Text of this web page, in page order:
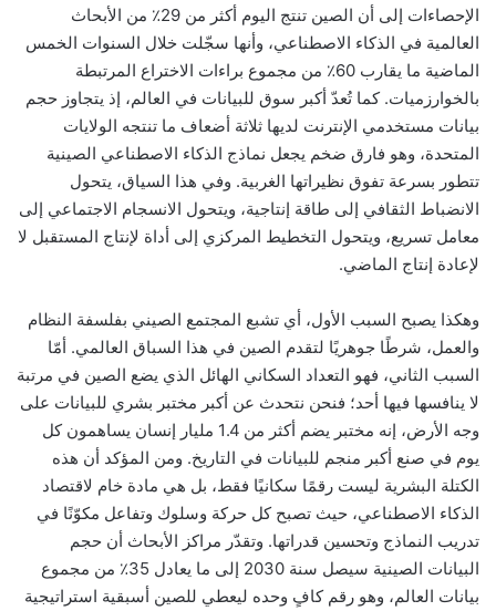
الإحصاءات إلى أن الصين تنتج اليوم أكثر من 29٪ من الأبحاث
العالمية في الذكاء الاصطناعي، وأنها سجّلت خلال السنوات الخمس
الماضية ما يقارب 60٪ من مجموع براءات الاختراع المرتبطة
بالخوارزميات. كما تُعدّ أكبر سوق للبيانات في العالم، إذ يتجاوز حجم
بيانات مستخدمي الإنترنت لديها ثلاثة أضعاف ما تنتجه الولايات
المتحدة، وهو فارق ضخم يجعل نماذج الذكاء الاصطناعي الصينية
تتطور بسرعة تفوق نظيراتها الغربية. وفي هذا السياق، يتحول
الانضباط الثقافي إلى طاقة إنتاجية، ويتحول الانسجام الاجتماعي إلى
معامل تسريع، ويتحول التخطيط المركزي إلى أداة لإنتاج المستقبل لا
لإعادة إنتاج الماضي.
وهكذا يصبح السبب الأول، أي تشبع المجتمع الصيني بفلسفة النظام
والعمل، شرطًا جوهريًا لتقدم الصين في هذا السباق العالمي. أمّا
السبب الثاني، فهو التعداد السكاني الهائل الذي يضع الصين في مرتبة
لا ينافسها فيها أحد؛ فنحن نتحدث عن أكبر مختبر بشري للبيانات على
وجه الأرض، إنه مختبر يضم أكثر من 1.4 مليار إنسان يساهمون كل
يوم في صنع أكبر منجم للبيانات في التاريخ. ومن المؤكد أن هذه
الكتلة البشرية ليست رقمًا سكانيًا فقط، بل هي مادة خام لاقتصاد
الذكاء الاصطناعي، حيث تصبح كل حركة وسلوك وتفاعل مكوّنًا في
تدريب النماذج وتحسين قدراتها. وتقدّر مراكز الأبحاث أن حجم
البيانات الصينية سيصل سنة 2030 إلى ما يعادل 35٪ من مجموع
بيانات العالم، وهو رقم كافٍ وحده ليعطي للصين أسبقية استراتيجية